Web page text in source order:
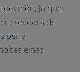
i
propis d’un
ja va dir
a
a